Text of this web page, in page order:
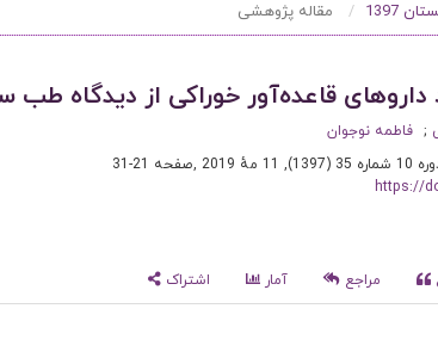
مقاله پژوهشی
قاعده‌آور خوراکی از دیدگاه طب
فاطمه نوجوان
(1397), 11 مهٔ 2019 ,صفحه 21-31
https://
مراجع آمار اشتراک